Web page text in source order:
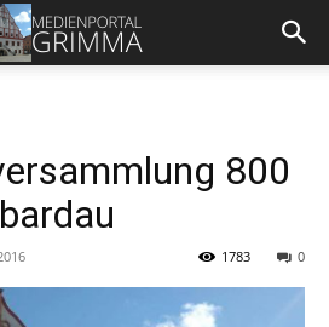
800
0
1783